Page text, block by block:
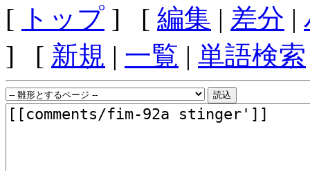
[ トップ ] [ 編集 | 差分 |
] [ 新規 | 一覧 | 単語検索